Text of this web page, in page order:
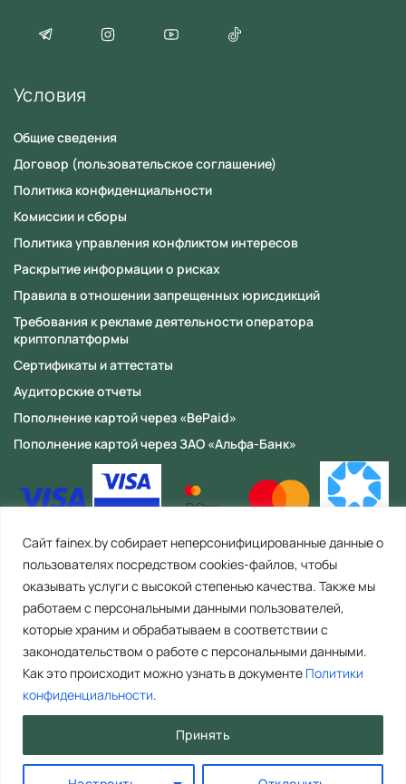
Сайт fainex.by собирает неперсонифицированные данные о
пользователях посредством cookies-файлов, чтобы
оказывать услуги с высокой степенью качества. Также мы
работаем с персональными данными пользователей,
которые храним и обрабатываем в соответствии с
законодательством о работе с персональными данными.
Как это происходит можно узнать в документе Политики
конфиденциальности.
Принять
Условия
Общие сведения
Договор (пользовательское соглашение)
Политика конфиденциальности
Комиссии и сборы
Политика управления конфликтом интересов
Раскрытие информации о рисках
Правила в отношении запрещенных юрисдикций
Требования к рекламе деятельности оператора
криптоплатформы
Сертификаты и аттестаты
Аудиторские отчеты
Пополнение картой через «BePaid»
Пополнение картой через ЗАО «Альфа-Банк»
ООО «Файнекс» Республика Беларусь, 223056, Минская область,
Минский район, с/с Сеницкий, аг. Сеница, ул. Армейская, д. 8, пом. 4
(офис 2). Тел. контакт центра: +375 29 392 44 67 (Время работы: пн-пт. с
8.00 до 17.00). E-mail: info@fainex.by. Свидетельство о государственной
регистрации №692211253, выдано Минским райисполкомом 16.09.2022
ООО «Файнекс» является резидентом Парка высоких технологий
(свидетельство о регистрации № 0001657 от 01.07.2024)
Вопрос
Согласие